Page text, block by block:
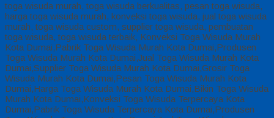
toga wisuda murah, toga wisuda berkualitas, pesan toga wisuda,
harga toga wisuda murah, konveksi toga wisuda, jual toga wisuda
murah, toga wisuda custom, supplier toga wisuda, pembuatan
toga wisuda, toga wisuda terbaik, Konveksi Toga Wisuda Murah
Kota Dumai,Pabrik Toga Wisuda Murah Kota Dumai,Produsen
Toga Wisuda Murah Kota Dumai,Jual Toga Wisuda Murah Kota
Dumai,Supplier Toga Wisuda Murah Kota Dumai,Grosir Toga
Wisuda Murah Kota Dumai,Pesan Toga Wisuda Murah Kota
Dumai,Harga Toga Wisuda Murah Kota Dumai,Bikin Toga Wisuda
Murah Kota Dumai,Konveksi Toga Wisuda Terpercaya Kota
Dumai,Pabrik Toga Wisuda Terpercaya Kota Dumai,Produsen